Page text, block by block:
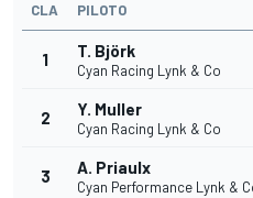
CLA PILOTO
1 T. Björk
Cyan Racing Lynk & Co
2 Y. Muller
Cyan Racing Lynk & Co
3 A. Priaulx
Cyan Performance Lynk &